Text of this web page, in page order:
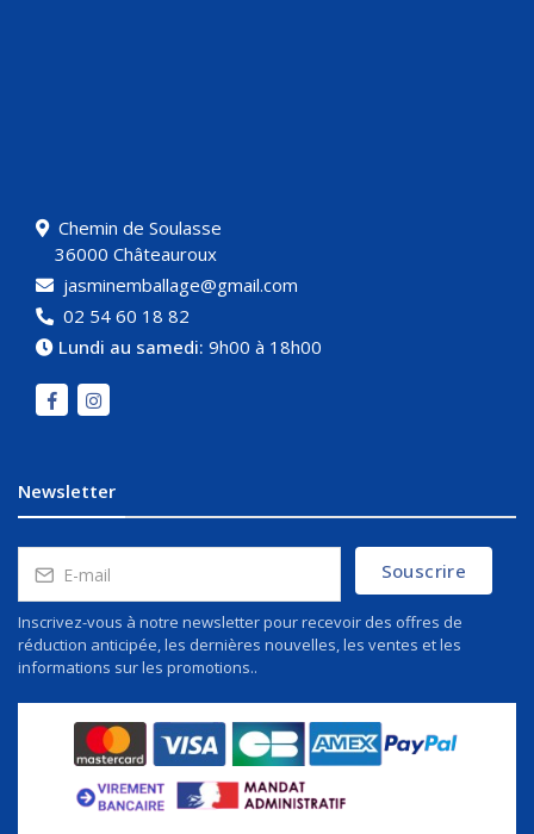
Chemin de Soulasse
36000 Châteauroux
jasminemballage@gmail.com
02 54 60 18 82
Lundi au samedi: 9h00 à 18h00
Newsletter
Souscrire
Inscrivez-vous à notre newsletter pour recevoir des offres de
réduction anticipée, les dernières nouvelles, les ventes et les
informations sur les promotions..